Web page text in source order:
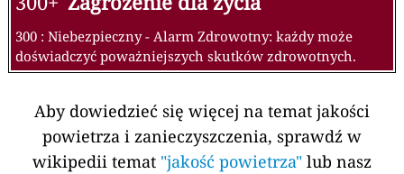
300 : Niebezpieczny - Alarm Zdrowotny: każdy może
doświadczyć poważniejszych skutków zdrowotnych.
Aby dowiedzieć się więcej na temat jakości
powietrza i zanieczyszczenia, sprawdź w
wikipedii temat "jakość powietrza" lub nasz